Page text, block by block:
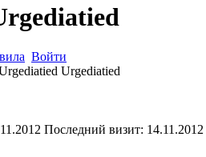
Войти
Urgediatied
Последний визит: